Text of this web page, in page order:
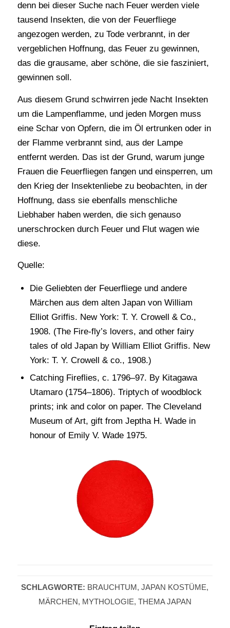
denn bei dieser Suche nach Feuer werden viele
tausend Insekten, die von der Feuerfliege
angezogen werden, zu Tode verbrannt, in der
vergeblichen Hoffnung, das Feuer zu gewinnen,
das die grausame, aber schöne, die sie fasziniert,
gewinnen soll.
Aus diesem Grund schwirren jede Nacht Insekten
um die Lampenflamme, und jeden Morgen muss
eine Schar von Opfern, die im Öl ertrunken oder in
der Flamme verbrannt sind, aus der Lampe
entfernt werden. Das ist der Grund, warum junge
Frauen die Feuerfliegen fangen und einsperren, um
den Krieg der Insektenliebe zu beobachten, in der
Hoffnung, dass sie ebenfalls menschliche
Liebhaber haben werden, die sich genauso
unerschrocken durch Feuer und Flut wagen wie
diese.
Quelle:
Die Geliebten der Feuerfliege und andere
Märchen aus dem alten Japan von William
Elliot Griffis. New York: T. Y. Crowell & Co.,
1908. (The Fire-fly’s lovers, and other fairy
tales of old Japan by William Elliot Griffis. New
York: T. Y. Crowell & co., 1908.)
Catching Fireflies, c. 1796–97. By Kitagawa
Utamaro (1754–1806). Triptych of woodblock
prints; ink and color on paper. The Cleveland
Museum of Art, gift from Jeptha H. Wade in
honour of Emily V. Wade 1975.
SCHLAGWORTE: BRAUCHTUM,JAPAN KOSTÜME,
MÄRCHEN, MYTHOLOGIE, THEMA JAPAN